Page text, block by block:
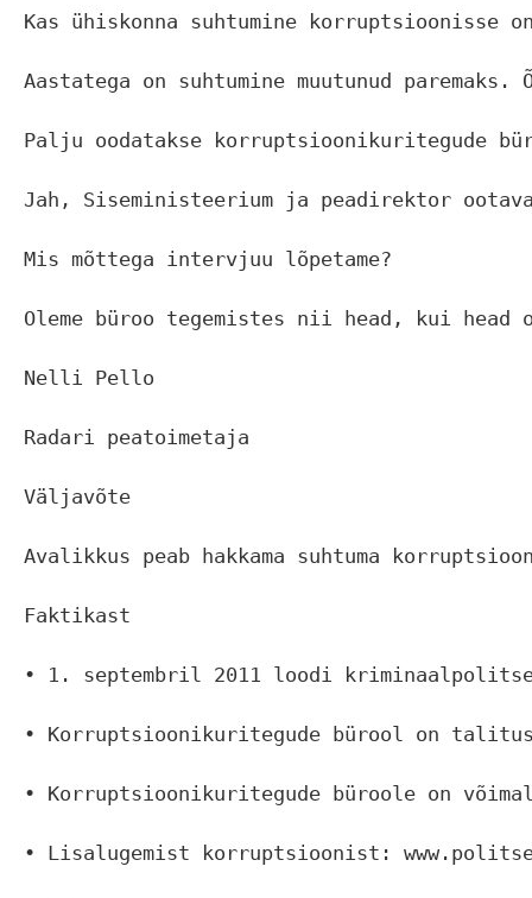
Kas ühiskonna suhtumine korruptsioonisse
Aastatega on suhtumine muutunud
Palju oodatakse korruptsioonikuritegude
Jah, Siseministeerium ja peadirektor
Mis mõttega intervjuu lõpetame?
Oleme büroo tegemistes nii head, kui
Nelli Pello
Radari peatoimetaja
Väljavõte
Avalikkus peab hakkama suhtuma
Faktikast
• 1. septembril 2011 loodi
• Korruptsioonikuritegude bürool on
• Korruptsioonikuritegude büroole on
• Lisalugemist korruptsioonist: